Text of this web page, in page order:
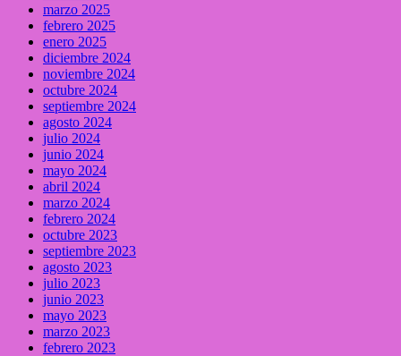
marzo 2025
febrero 2025
enero 2025
diciembre 2024
noviembre 2024
octubre 2024
septiembre 2024
agosto 2024
julio 2024
junio 2024
mayo 2024
abril 2024
marzo 2024
febrero 2024
octubre 2023
septiembre 2023
agosto 2023
julio 2023
junio 2023
mayo 2023
marzo 2023
febrero 2023